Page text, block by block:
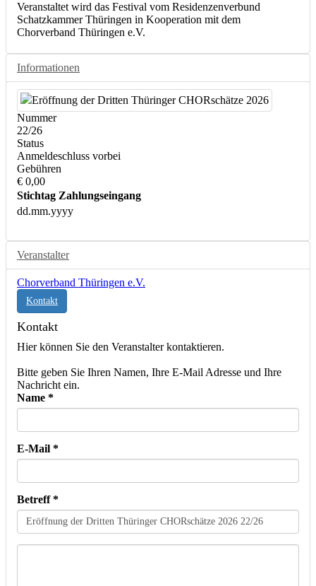
Veranstaltet wird das Festival vom Residenzenverbund
Schatzkammer Thüringen in Kooperation mit dem
Chorverband Thüringen e.V.
Informationen
Nummer
22/26
Status
Anmeldeschluss vorbei
Gebühren
€ 0,00
Stichtag Zahlungseingang
dd.mm.yyyy
Veranstalter
Chorverband Thüringen e.V.
Kontakt
Kontakt
Hier können Sie den Veranstalter kontaktieren.
Bitte geben Sie Ihren Namen, Ihre E-Mail Adresse und Ihre
Nachricht ein.
Name *
E-Mail *
Betreff *